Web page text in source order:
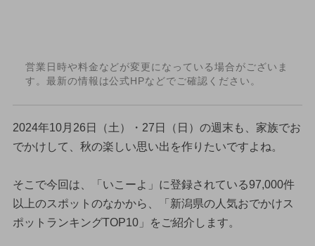
営業日時や料金などが変更になっている場合がございま
す。最新の情報は公式HPなどでご確認ください。
2024年10月26日（土）・27日（日）の週末も、家族でお
でかけして、秋の楽しい思い出を作りたいですよね。
そこで今回は、「いこーよ」に登録されている97,000件
以上のスポットのなかから、「新潟県の人気おでかけス
ポットランキングTOP10」をご紹介します。